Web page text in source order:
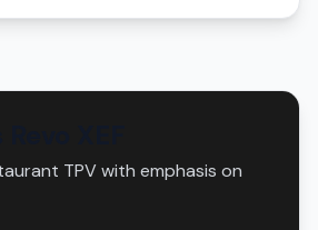
TPV with emphasis on